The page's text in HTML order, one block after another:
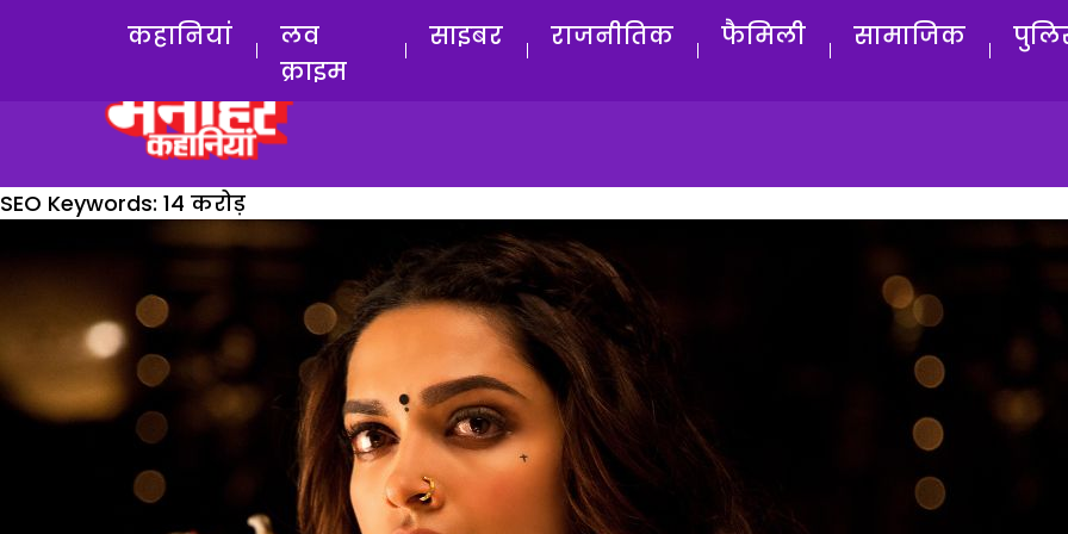
कहानियां
लव
क्राइम
साइबर राजनीतिक फैमिली सामाजिक
SEO Keywords: 14 करोड़